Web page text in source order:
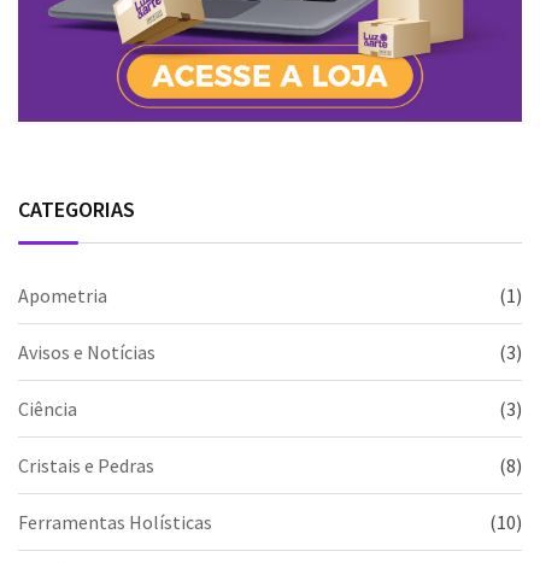
CATEGORIAS
Apometria (1)
Avisos e Notícias (3)
Ciência (3)
Cristais e Pedras (8)
Ferramentas Holísticas (10)